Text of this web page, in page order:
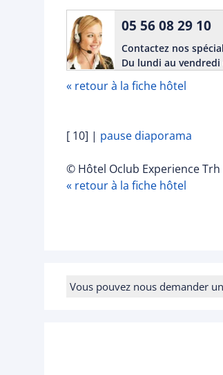
05 56 08 29 10
Contactez nos
Du lundi au vendredi
« retour à la fiche hôtel
[ 10] | pause diaporama
© Hôtel Oclub Experience
« retour à la fiche hôtel
Vous pouvez nous demander